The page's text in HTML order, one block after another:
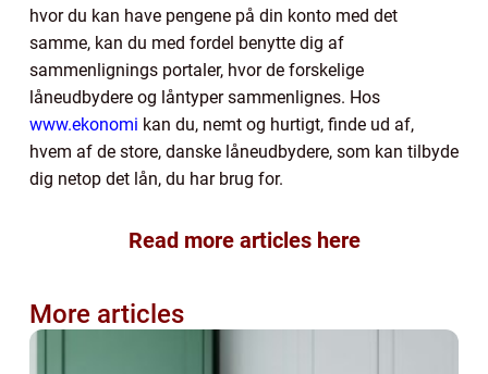
hvor du kan have pengene på din konto med det
samme, kan du med fordel benytte dig af
sammenlignings portaler, hvor de forskelige
låneudbydere og låntyper sammenlignes. Hos
www.ekonomi kan du, nemt og hurtigt, finde ud af,
hvem af de store, danske låneudbydere, som kan tilbyde
dig netop det lån, du har brug for.
Read more articles here
More articles